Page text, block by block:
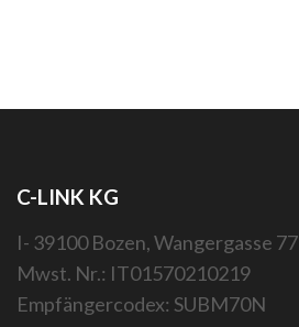
C-LINK KG
I- 39100 Bozen, Wangergasse 77
Mwst. Nr.: IT01570210219
Empfängercodex: SUBM70N